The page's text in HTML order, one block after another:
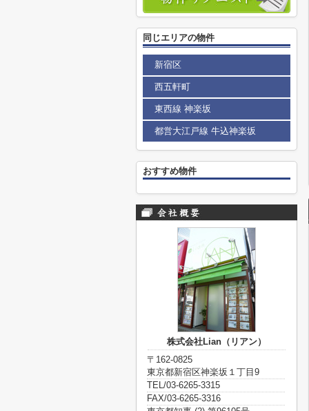
同じエリアの物件
新宿区
西五軒町
東西線 神楽坂
都営大江戸線 牛込神楽坂
おすすめ物件
株式会社Lian（リアン）
〒162-0825
東京都新宿区神楽坂１丁目9
TEL/03-6265-3315
FAX/03-6265-3316